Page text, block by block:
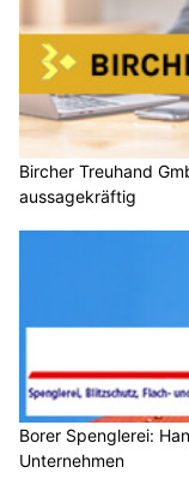
Bircher Treuhand
aussagekräftig
Borer Spenglerei:
Unternehmen